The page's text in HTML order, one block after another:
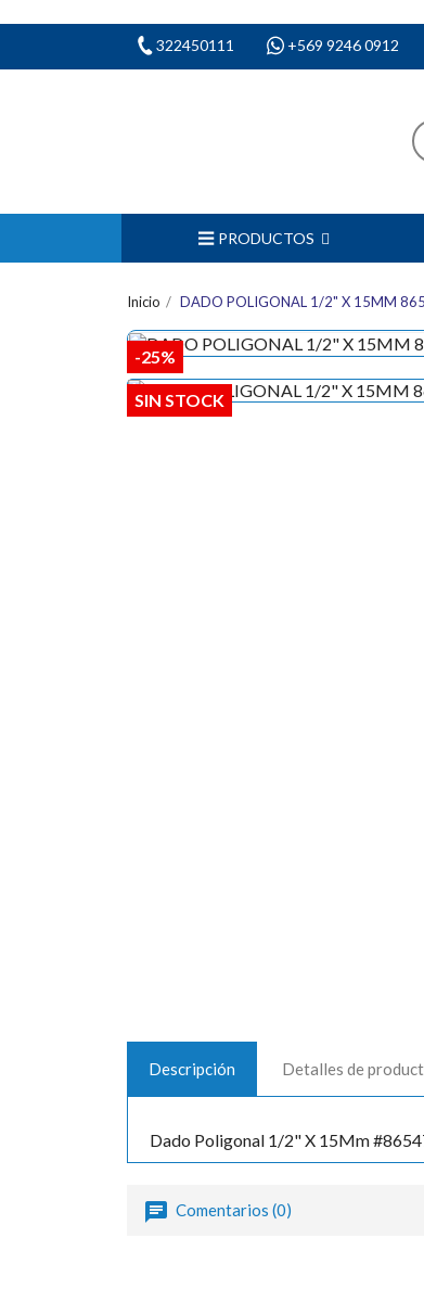
322450111 +569 9246 0912
PRODUCTOS
Inicio DADO POLIGONAL 1/2" X 15MM
-25%
SIN STOCK
Descripción Detalles de
Dado Poligonal 1/2" X 15Mm
Comentarios (0)